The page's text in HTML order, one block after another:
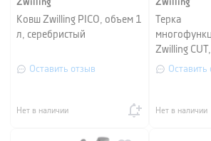
Zwilling
Ковш Zwilling PICO, объем 1
л, серебристый
Оставить отзыв
Нет в наличии
Zwilling
Терка
Zwilling
Оставить
Нет в наличии